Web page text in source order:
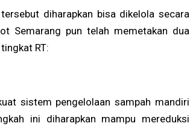
diharapkan bisa dikelola secara
Semarang pun telah memetakan dua
RT:
sistem pengelolaan sampah mandiri
ini diharapkan mampu mereduksi